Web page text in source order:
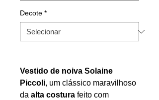
Decote *
Vestido de noiva Solaine
Piccoli, um clássico maravilhoso
da alta costura feito com